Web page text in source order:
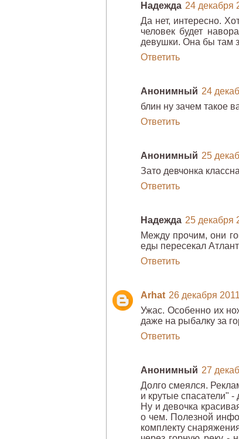
Надежда 24 декабря
Да нет, интересно.
человек будет
девушки. Она бы там
Ответить
Анонимный 24
блин ну зачем такое
Ответить
Анонимный 25
Зато девчонка
Ответить
Надежда 25 декабря
Между прочим, они
еды пересекал
Ответить
Arhat 26 декабря
Ужас. Особенно их
даже на рыбалку за
Ответить
Анонимный 27
Долго смеялся.
и крутые спасатели" -
Ну и девочка
о чем. Полезной
комплекту